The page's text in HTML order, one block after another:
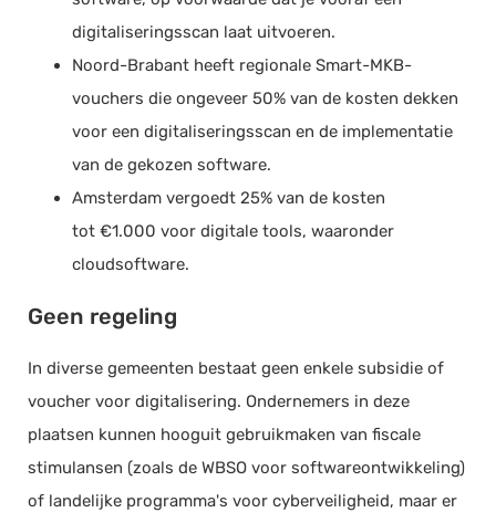
digitaliseringsscan laat uitvoeren.
Noord-Brabant heeft regionale Smart-MKB-
vouchers die ongeveer 50% van de kosten dekken
voor een digitaliseringsscan en de implementatie
van de gekozen software.
Amsterdam vergoedt 25% van de kosten
tot €1.000 voor digitale tools, waaronder
cloudsoftware.
Geen regeling
In diverse gemeenten bestaat geen enkele subsidie of
voucher voor digitalisering. Ondernemers in deze
plaatsen kunnen hooguit gebruikmaken van fiscale
stimulansen (zoals de WBSO voor softwareontwikkeling)
of landelijke programma's voor cyberveiligheid, maar er